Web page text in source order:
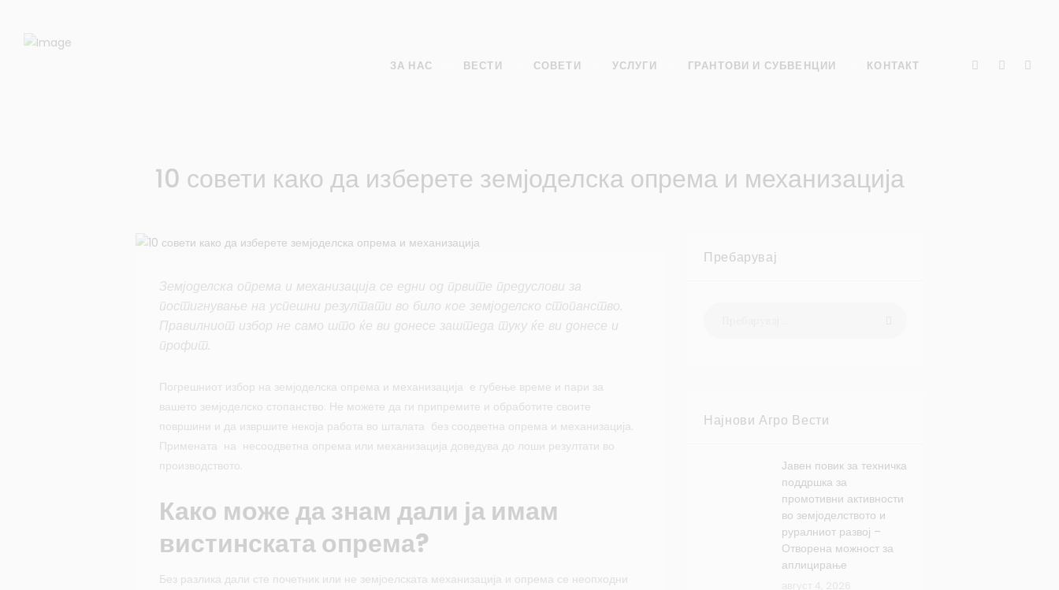
ЗА НАС ВЕСТИ СОВЕТИ УСЛУГИ ГРАНТОВИ И СУБВЕНЦИИ КОНТАКТ
10 совети како да изберете земјоделска опрема и механизација
Земјоделска опрема и механизација се едни од првите предуслови за
постигнување на успешни резултати во било кое земјоделско стопанство.
Правилниот избор не само што ќе ви донесе заштеда туку ќе ви донесе и
профит.
Погрешниот избор на земјоделска опрема и механизација е губење време и пари за
вашето земјоделско стопанство. Не можете да ги припремите и обработите своите
површини и да извршите некоја работа во шталата без соодветна опрема и механизација.
Примената на несоодветна опрема или механизација доведува до лоши резултати во
производството.
Како може да знам дали ја имам
вистинската опрема?
Без разлика дали сте почетник или не земјоелската механизација и опрема се неопходни
Пребарувај
Најнови Агро Вести
Јавен повик за техничка
поддршка за
промотивни активности
во земјоделството и
руралниот развој –
Отворена можност за
аплицирање